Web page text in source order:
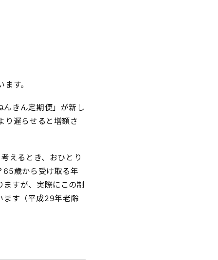
す。
きん定期便」が新し
り遅らせると増額さ
えるとき、おひとり
65歳から受け取る年
すが、実際にこの制
ます（平成29年老齢